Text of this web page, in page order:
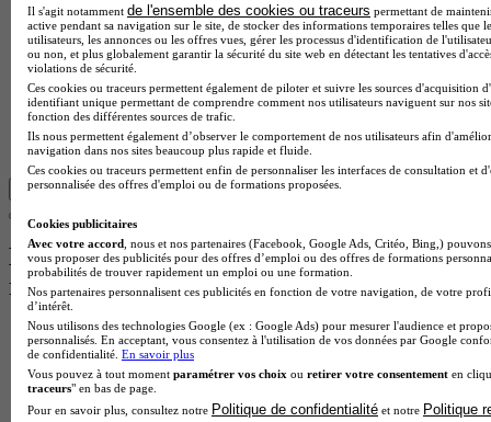
Je recommande l'école Ipac Bachelor Factory ! Des
cours de qualité, des professeurs passionnés et des
opportunités professionnelles incroyables. Un grand
merci à Betty pour son accompagnement en tant que
Responsable pédagogique
Lire la suite
Les intitulés de diplôme les plus
recherchés
Master Marketing Digital
BTS Ndrc
BTS Mco
Master Data science
Master Meef
Il s'agit notamment de l'ensemble des cookies ou traceurs permettant de
active pendant sa navigation sur le site, de stocker des informations temporaires telles que
utilisateurs, les annonces ou les offres vues, gérer les processus d'identification de
ou non, et plus globalement garantir la sécurité du site web en détectant les tentatives
violations de sécurité.
Ces cookies ou traceurs permettent également de piloter et suivre les sources d'acquisition
identifiant unique permettant de comprendre comment nos utilisateurs naviguent sur nos
fonction des différentes sources de trafic.
Ils nous permettent également d’observer le comportement de nos utilisateurs afin
navigation dans nos sites beaucoup plus rapide et fluide.
Ces cookies ou traceurs permettent enfin de personnaliser les interfaces de consultation et
personnalisée des offres d'emploi ou de formations proposées.
Cookies publicitaires
Avec votre accord , nous et nos partenaires (Facebook, Google Ads, Critéo, Bing,)
vous proposer des publicités pour des offres d’emploi ou des offres de formations
probabilités de trouver rapidement un emploi ou une formation.
Nos partenaires personnalisent ces publicités en fonction de votre navigation, de votre
d’intérêt.
Nous utilisons des technologies Google (ex : Google Ads) pour mesurer l'audience et
personnalisés. En acceptant, vous consentez à l'utilisation de vos données par Google
de confidentialité. En savoir plus
Vous pouvez à tout moment paramétrer vos choix ou retirer votre consentement en
traceurs" en bas de page.
Pour en savoir plus, consultez notre Politique de confidentialité et notre Politique